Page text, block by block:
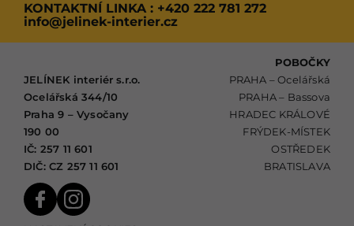
KONTAKTNÍ LINKA : +420 222 781 272
info@jelinek-interier.cz
JELÍNEK interiér s.r.o.
Ocelářská 344/10
Praha 9 – Vysočany
190 00
IČ: 257 11 601
DIČ: CZ 257 11 601
POBOČKY
PRAHA – Ocelářská
PRAHA – Bassova
HRADEC KRÁLOVÉ
FRÝDEK-MÍSTEK
OSTŘEDEK
BRATISLAVA